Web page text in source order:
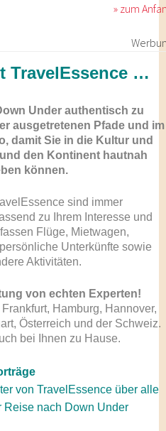
» zum
TravelEssence …
Under authentisch zu
ausgetretenen Pfade und im
damit Sie in die Kultur und
den Kontinent hautnah
können.
sind immer
zu Ihrem Interesse und
Flüge, Mietwagen,
Unterkünfte sowie
Aktivitäten.
von echten Experten!
Hamburg, Hannover,
Österreich und der Schweiz.
bei Ihnen zu Hause.
von TravelEssence über alle
Reise nach Down Under